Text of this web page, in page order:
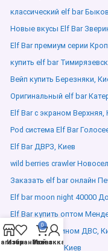
классический elf bar
Новые вкусы Elf Bar
Elf Bar премиум серии
купить elf bar
Вейп купить Березняки,
Оригинальный elf bar
Elf Bar с экраном Верхняя,
Pod система Elf Bar
Elf Bar ДВРЗ, Киев
wild berries crawler
Заказать elf bar онлайн
Elf bar moon night 40000
Elf Bar купить оптом
Elf Bar с никотином ДВС,
elfliq Дарвина, Киев
Избранное
0
Заказ
Мой аккаунт